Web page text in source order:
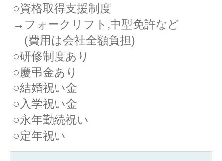
○資格取得支援制度
→フォークリフト,中型免許など
(費用は会社全額負担)
○研修制度あり
○慶弔金あり
○結婚祝い金
○入学祝い金
○永年勤続祝い
○定年祝い